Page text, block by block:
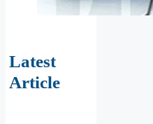
Latest
Article